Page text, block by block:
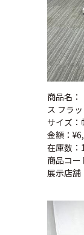
商品名
ス フラ
サイズ
金額：
在庫数：
商品コー
展示店舗